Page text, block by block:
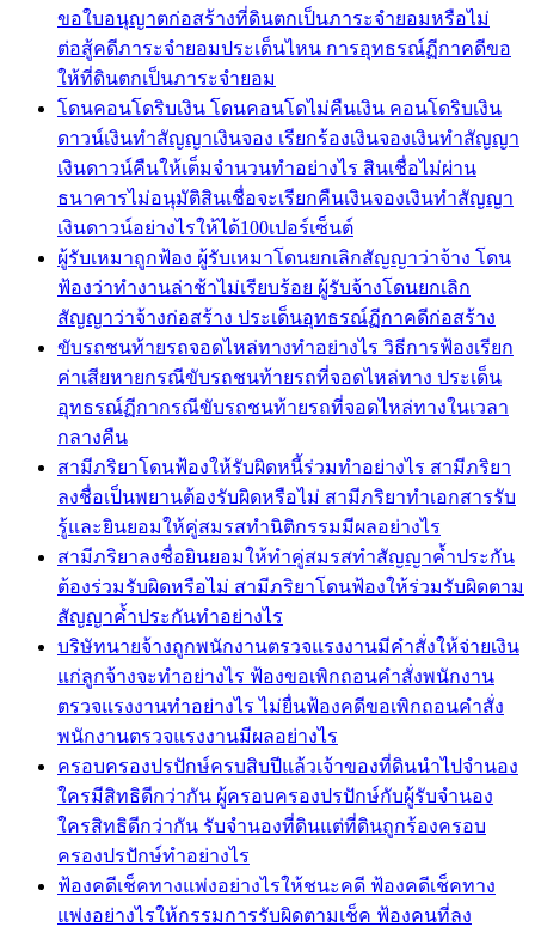
ขอใบอนุญาตก่อสร้างที่ดินตกเป็นภาระจำยอมหรือไม่
ต่อสู้คดีภาระจำยอมประเด็นไหน การอุทธรณ์ฏีกาคดีขอ
ให้ที่ดินตกเป็นภาระจำยอม
โดนคอนโดริบเงิน โดนคอนโดไม่คืนเงิน คอนโดริบเงิน
ดาวน์เงินทำสัญญาเงินจอง เรียกร้องเงินจองเงินทำสัญญา
เงินดาวน์คืนให้เต็มจำนวนทำอย่างไร สินเชื่อไม่ผ่าน
ธนาคารไม่อนุมัติสินเชื่อจะเรียกคืนเงินจองเงินทำสัญญา
เงินดาวน์อย่างไรให้ได้100เปอร์เซ็นต์
ผู้รับเหมาถูกฟ้อง ผู้รับเหมาโดนยกเลิกสัญญาว่าจ้าง โดน
ฟ้องว่าทำงานล่าช้าไม่เรียบร้อย ผู้รับจ้างโดนยกเลิก
สัญญาว่าจ้างก่อสร้าง ประเด็นอุทธรณ์ฏีกาคดีก่อสร้าง
ขับรถชนท้ายรถจอดไหล่ทางทำอย่างไร วิธีการฟ้องเรียก
ค่าเสียหายกรณีขับรถชนท้ายรถที่จอดไหล่ทาง ประเด็น
อุทธรณ์ฏีกากรณีขับรถชนท้ายรถที่จอดไหล่ทางในเวลา
กลางคืน
สามีภริยาโดนฟ้องให้รับผิดหนี้ร่วมทำอย่างไร สามีภริยา
ลงชื่อเป็นพยานต้องรับผิดหรือไม่ สามีภริยาทำเอกสารรับ
รู้และยินยอมให้คู่สมรสทำนิติกรรมมีผลอย่างไร
สามีภริยาลงชื่อยินยอมให้ทำคู่สมรสทำสัญญาค้ำประกัน
ต้องร่วมรับผิดหรือไม่ สามีภริยาโดนฟ้องให้ร่วมรับผิดตาม
สัญญาค้ำประกันทำอย่างไร
บริษัทนายจ้างถูกพนักงานตรวจแรงงานมีคำสั่งให้จ่ายเงิน
แก่ลูกจ้างจะทำอย่างไร ฟ้องขอเพิกถอนคำสั่งพนักงาน
ตรวจแรงงานทำอย่างไร ไม่ยื่นฟ้องคดีขอเพิกถอนคำสั่ง
พนักงานตรวจแรงงานมีผลอย่างไร
ครอบครองปรปักษ์ครบสิบปีแล้วเจ้าของที่ดินนำไปจำนอง
ใครมีสิทธิดีกว่ากัน ผู้ครอบครองปรปักษ์กับผู้รับจำนอง
ใครสิทธิดีกว่ากัน รับจำนองที่ดินแต่ที่ดินถูกร้องครอบ
ครองปรปักษ์ทำอย่างไร
ฟ้องคดีเช็คทางแพ่งอย่างไรให้ชนะคดี ฟ้องคดีเช็คทาง
แพ่งอย่างไรให้กรรมการรับผิดตามเช็ค ฟ้องคนที่ลง